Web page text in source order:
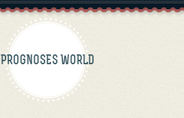
PROGNOSES WORLD